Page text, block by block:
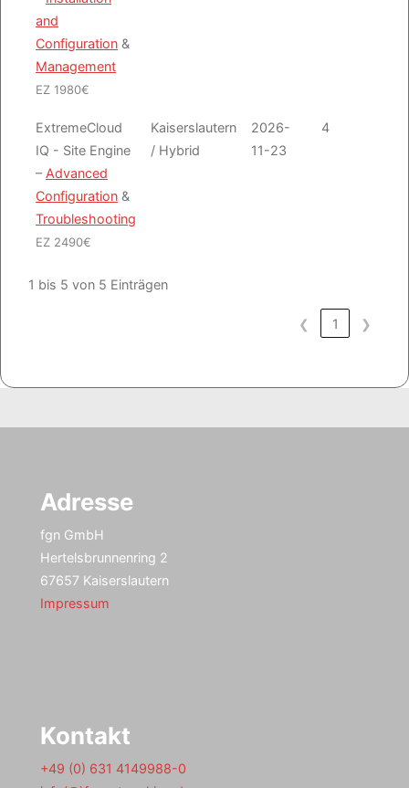
and
Configuration &
Management
EZ 1980€
ExtremeCloud
IQ - Site Engine
– Advanced
Configuration &
Troubleshooting
EZ 2490€
Kaiserslautern
/ Hybrid
2026-
11-23
4
1 bis 5 von 5 Einträgen
❮ 1 ❯
Adresse
fgn GmbH
Hertelsbrunnenring 2
67657 Kaiserslautern
Impressum
Kontakt
+49 (0) 631 4149988-0